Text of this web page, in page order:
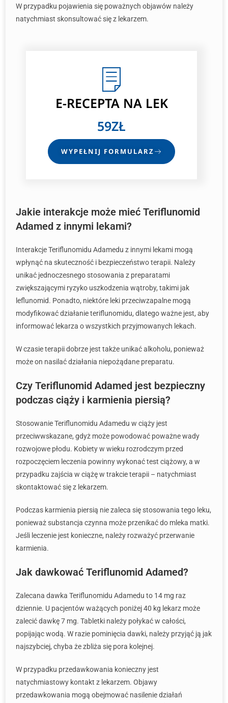
W przypadku pojawienia się poważnych objawów należy
natychmiast skonsultować się z lekarzem.
E-RECEPTA NA LEK
59ZŁ
WYPEŁNIJ FORMULARZ
Jakie interakcje może mieć Teriflunomid
Adamed z innymi lekami?
Interakcje Teriflunomidu Adamedu z innymi lekami mogą
wpłynąć na skuteczność i bezpieczeństwo terapii. Należy
unikać jednoczesnego stosowania z preparatami
zwiększającymi ryzyko uszkodzenia wątroby, takimi jak
leflunomid. Ponadto, niektóre leki przeciwzapalne mogą
modyfikować działanie teriflunomidu, dlatego ważne jest, aby
informować lekarza o wszystkich przyjmowanych lekach.
W czasie terapii dobrze jest także unikać alkoholu, ponieważ
może on nasilać działania niepożądane preparatu.
Czy Teriflunomid Adamed jest bezpieczny
podczas ciąży i karmienia piersią?
Stosowanie Teriflunomidu Adamedu w ciąży jest
przeciwwskazane, gdyż może powodować poważne wady
rozwojowe płodu. Kobiety w wieku rozrodczym przed
rozpoczęciem leczenia powinny wykonać test ciążowy, a w
przypadku zajścia w ciążę w trakcie terapii – natychmiast
skontaktować się z lekarzem.
Podczas karmienia piersią nie zaleca się stosowania tego leku,
ponieważ substancja czynna może przenikać do mleka matki.
Jeśli leczenie jest konieczne, należy rozważyć przerwanie
karmienia.
Jak dawkować Teriflunomid Adamed?
Zalecana dawka Teriflunomidu Adamedu to 14 mg raz
dziennie. U pacjentów ważących poniżej 40 kg lekarz może
zalecić dawkę 7 mg. Tabletki należy połykać w całości,
popijając wodą. W razie pominięcia dawki, należy przyjąć ją jak
najszybciej, chyba że zbliża się pora kolejnej.
W przypadku przedawkowania konieczny jest
natychmiastowy kontakt z lekarzem. Objawy
przedawkowania mogą obejmować nasilenie działań